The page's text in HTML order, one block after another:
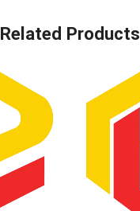
Related Products